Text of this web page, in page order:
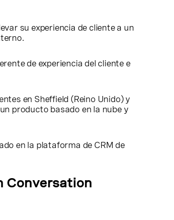
su experiencia de cliente a un
de experiencia del cliente e
en Sheffield (Reino Unido) y
producto basado en la nube y
en la plataforma de CRM de
Conversation